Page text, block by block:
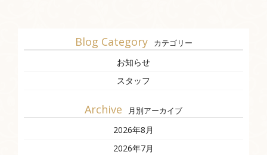
Blog Category カテゴリー
お知らせ
スタッフ
Archive 月別アーカイブ
2026年8月
2026年7月